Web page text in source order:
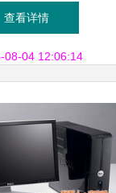
谱的服务商？
查看详情
08-04 12:06:14